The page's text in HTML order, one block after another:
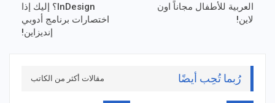
العربية للأطفال مجاناً اون
لاين!
InDesign؟ إليك إذا
اختصارات برنامج أدوبي
إنديزاين!
رُبما تُحِب أيضًا مقالات أكثر من الكاتب